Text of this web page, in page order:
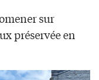
sur
préservée en